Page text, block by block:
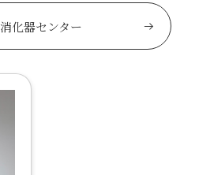
消化器センター